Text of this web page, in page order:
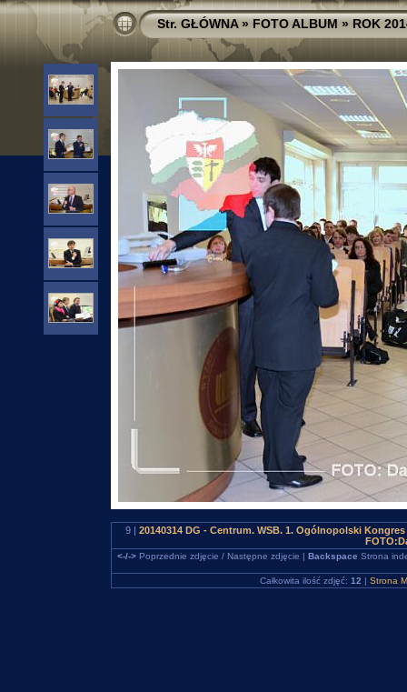
Str. GŁÓWNA»FOTO ALBUM»ROK
9 | 20140314 DG - Centrum. WSB. 1. Ogólnopolski
<-/->Poprzednie zdjęcie / Następne zdjęcie | Backspace Strona
Całkowita ilość zdjęć: 12 | Strona